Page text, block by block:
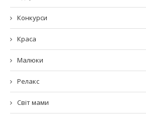
Конкурси
Краса
Малюки
Релакс
Світ мами